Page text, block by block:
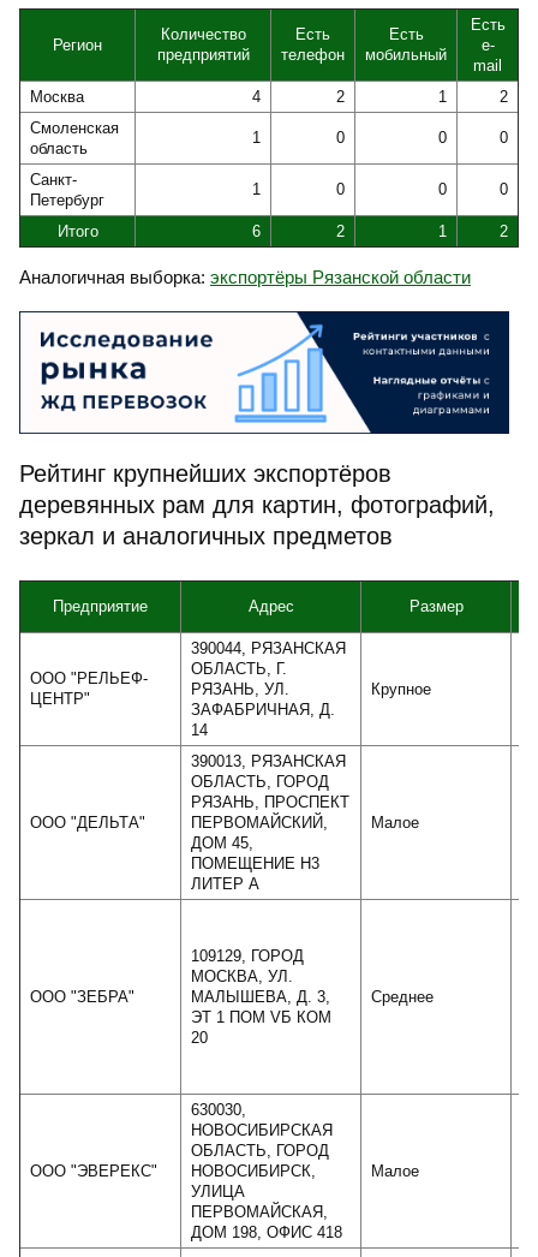
Регион
Количество
предприятий
Есть
телефон
Есть
мобильный
Есть
e-
mail
Москва
4 2 1
2
Смоленская
область
1 0 0 0
Санкт-
Петербург
1 0 0 0
Итого 6 2 1 2
Аналогичная выборка: экспортёры Рязанской области
Рейтинг крупнейших экспортёров
деревянных рам для картин, фотографий,
зеркал и аналогичных предметов
Предприятие Адрес Размер
ООО "РЕЛЬЕФ-
ЦЕНТР"
390044, РЯЗАНСКАЯ
ОБЛАСТЬ, Г.
РЯЗАНЬ, УЛ.
ЗАФАБРИЧНАЯ, Д.
14
Крупное
ООО "ДЕЛЬТА"
390013, РЯЗАНСКАЯ
ОБЛАСТЬ, ГОРОД
РЯЗАНЬ, ПРОСПЕКТ
ПЕРВОМАЙСКИЙ,
ДОМ 45,
ПОМЕЩЕНИЕ Н3
ЛИТЕР А
Малое
ООО "ЗЕБРА"
109129, ГОРОД
МОСКВА, УЛ.
МАЛЫШЕВА, Д. 3,
ЭТ 1 ПОМ VБ КОМ
20
Среднее
ООО "ЭВЕРЕКС"
630030,
НОВОСИБИРСКАЯ
ОБЛАСТЬ, ГОРОД
НОВОСИБИРСК,
УЛИЦА
ПЕРВОМАЙСКАЯ,
ДОМ 198, ОФИС 418
Малое